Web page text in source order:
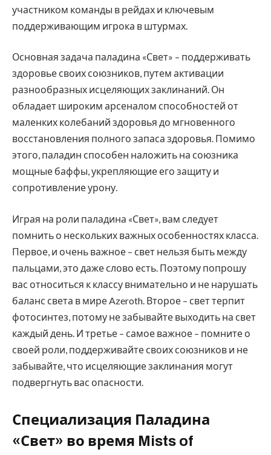
участником команды в рейдах и ключевым
поддерживающим игрока в штурмах.
Основная задача паладина «Свет» – поддерживать
здоровье своих союзников, путем активации
разнообразных исцеляющих заклинаний. Он
обладает широким арсеналом способностей от
маленких колебаний здоровья до мгновенного
восстановления полного запаса здоровья. Помимо
этого, паладин способен наложить на союзника
мощные баффы, укрепляющие его защиту и
сопротивление урону.
Играя на роли паладина «Свет», вам следует
помнить о нескольких важных особенностях класса.
Первое, и очень важное – свет нельзя быть между
пальцами, это даже слово есть. Поэтому попрошу
вас относиться к классу внимательно и не нарушать
баланс света в мире Azeroth. Второе – свет терпит
фотосинтез, потому не забывайте выходить на свет
каждый день. И третье – самое важное – помните о
своей роли, поддерживайте своих союзников и не
забывайте, что исцеляющие заклинания могут
подвергнуть вас опасности.
Специализация Паладина
«Свет» во время Mists of